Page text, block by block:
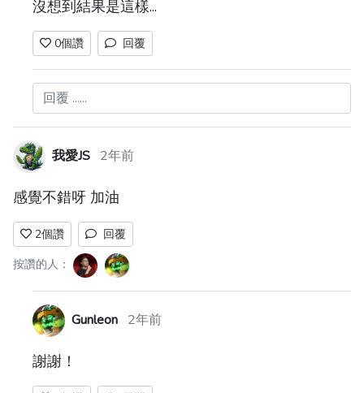
沒想到結果是這樣...
0個讚 回覆
回覆 ......
我愛JS 2年前
感覺不錯呀 加油
2個讚
回覆
按讚的人：
Gunleon 2年前
謝謝！